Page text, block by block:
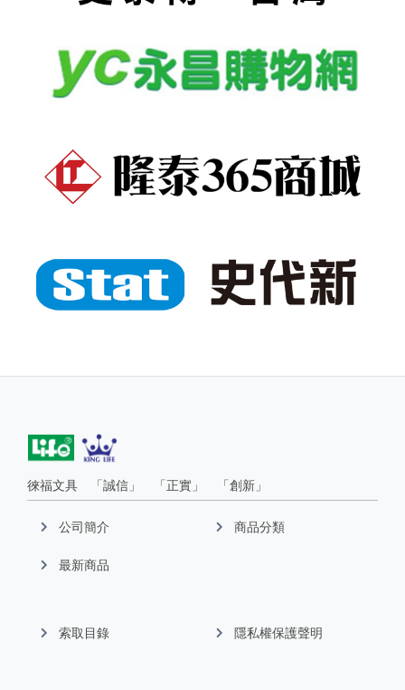
徠福文具 「誠信」 「正實」 「創新」
公司簡介
最新商品
商品分類
索取目錄 隱私權保護聲明